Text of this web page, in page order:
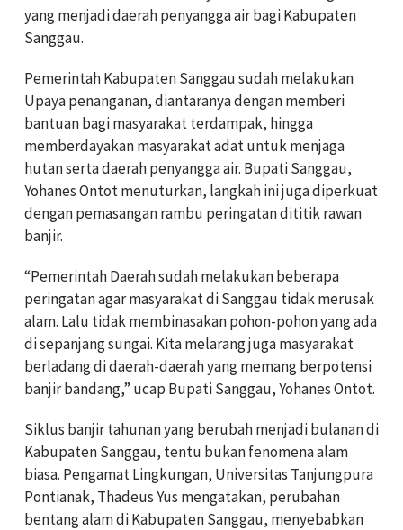
yang menjadi daerah penyangga air bagi Kabupaten
Sanggau.
Pemerintah Kabupaten Sanggau sudah melakukan
Upaya penanganan, diantaranya dengan memberi
bantuan bagi masyarakat terdampak, hingga
memberdayakan masyarakat adat untuk menjaga
hutan serta daerah penyangga air. Bupati Sanggau,
Yohanes Ontot menuturkan, langkah ini juga diperkuat
dengan pemasangan rambu peringatan dititik rawan
banjir.
“Pemerintah Daerah sudah melakukan beberapa
peringatan agar masyarakat di Sanggau tidak merusak
alam. Lalu tidak membinasakan pohon-pohon yang ada
di sepanjang sungai. Kita melarang juga masyarakat
berladang di daerah-daerah yang memang berpotensi
banjir bandang,” ucap Bupati Sanggau, Yohanes Ontot.
Siklus banjir tahunan yang berubah menjadi bulanan di
Kabupaten Sanggau, tentu bukan fenomena alam
biasa. Pengamat Lingkungan, Universitas Tanjungpura
Pontianak, Thadeus Yus mengatakan, perubahan
bentang alam di Kabupaten Sanggau, menyebabkan